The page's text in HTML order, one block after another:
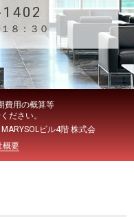
８：３０
費用の概算等
ださい。
ビル4階 株式会
概要